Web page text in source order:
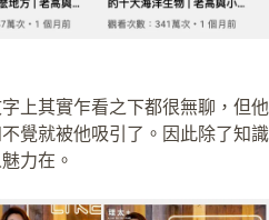
上其實乍看之下都很無聊，但他
覺就被他吸引了。因此除了知識
力在。